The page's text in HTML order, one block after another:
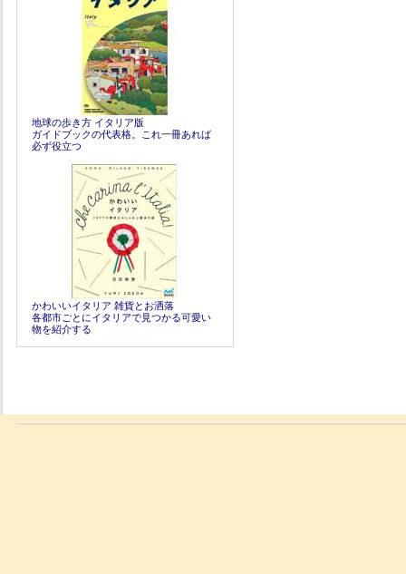
地球の歩き方 イタリア版
ガイドブックの代表格。これ一冊あれば
必ず役立つ
かわいいイタリア 雑貨とお洒落
各都市ごとにイタリアで見つかる可愛い
物を紹介する